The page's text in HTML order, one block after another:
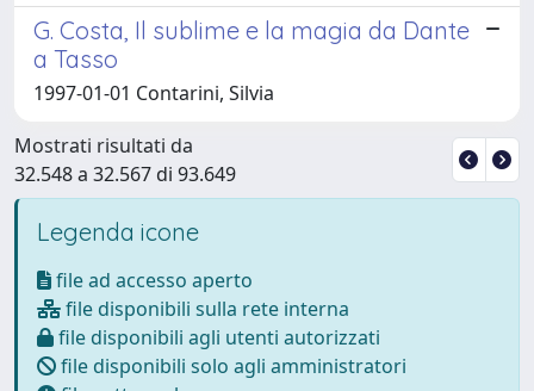
G. Costa, Il sublime e la magia da Dante
a Tasso
1997-01-01 Contarini, Silvia
Mostrati risultati da
32.548 a 32.567 di 93.649
Legenda icone
file ad accesso aperto
file disponibili sulla rete interna
file disponibili agli utenti autorizzati
file disponibili solo agli amministratori